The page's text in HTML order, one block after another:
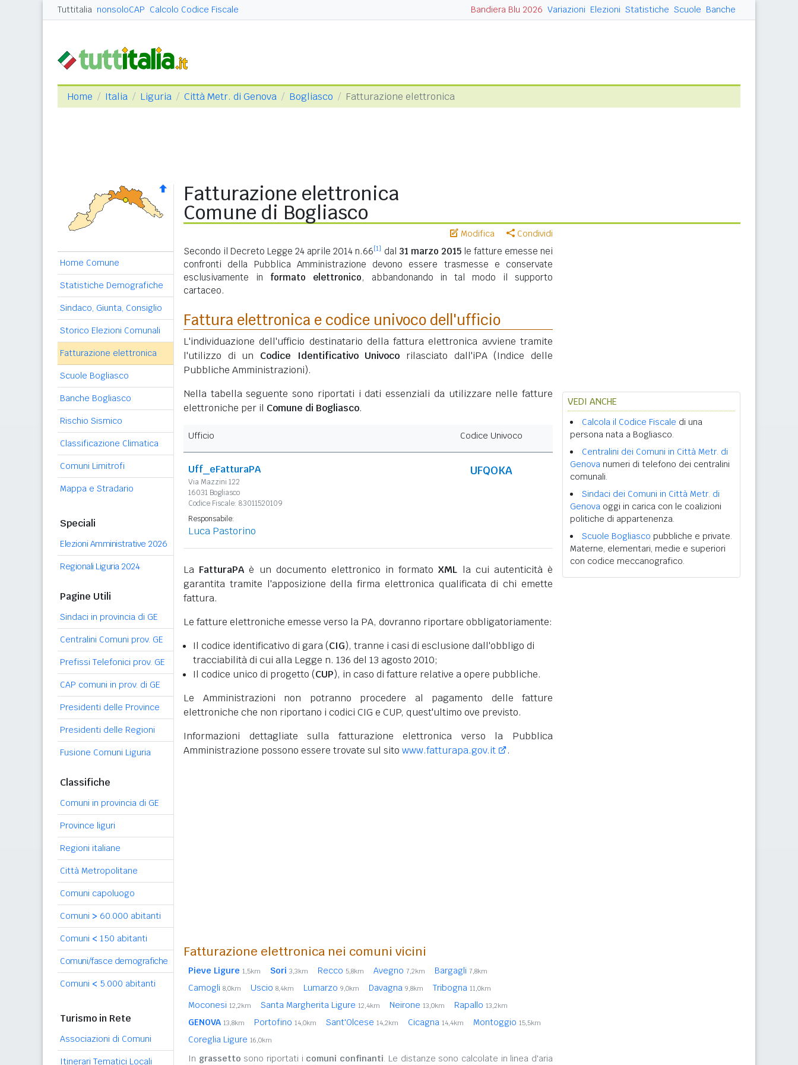
Tuttitalia nonsoloCAP Calcolo Codice Fiscale Bandiera Blu 2026 Variazioni Elezioni Statistiche Scuole Banche
Home Italia Liguria Città Metr. di Genova Bogliasco Fatturazione elettronica
Home Comune
Statistiche Demografiche
Sindaco, Giunta, Consiglio
Storico Elezioni Comunali
Fatturazione elettronica
Scuole Bogliasco
Banche Bogliasco
Rischio Sismico
Classificazione Climatica
Comuni Limitrofi
Mappa e Stradario
Speciali
Elezioni Amministrative 2026
Regionali Liguria 2024
Pagine Utili
Sindaci in provincia di GE
Centralini Comuni prov. GE
Prefissi Telefonici prov. GE
CAP comuni in prov. di GE
Presidenti delle Province
Presidenti delle Regioni
Fusione Comuni Liguria
Classifiche
Comuni in provincia di GE
Province liguri
Regioni italiane
Città Metropolitane
Comuni capoluogo
Comuni > 60.000 abitanti
Comuni < 150 abitanti
Comuni/fasce demografiche
Comuni < 5.000 abitanti
Turismo in Rete
Associazioni di Comuni
Itinerari Tematici Locali
Fatturazione elettronica
Comune di Bogliasco
Modifica Condividi
Secondo il Decreto Legge 24 aprile 2014 n.66[1] dal 31 marzo 2015le fatture emesse nei
confronti della Pubblica Amministrazione devono essere trasmesse e conservate
esclusivamente in formato elettronico, abbandonando in tal modo il supporto
cartaceo.
Fattura elettronica e codice univoco dell'ufficio
L'individuazione dell'ufficio destinatario della fattura elettronica avviene tramite
l'utilizzo di un Codice Identificativo Univoco rilasciato dall'iPA (Indice delle
Pubbliche Amministrazioni).
Nella tabella seguente sono riportati i dati essenziali da utilizzare nelle fatture
elettroniche per il Comune di Bogliasco.
Ufficio Codice Univoco
Uff_eFatturaPA
Via Mazzini 122
16031 Bogliasco
Codice Fiscale: 83011520109
UFQOKA
Responsabile:
Luca Pastorino
La FatturaPA è un documento elettronico in formatoXML la cui autenticità è
garantita tramite l'apposizione della firma elettronica qualificata di chi emette
fattura.
Le fatture elettroniche emesse verso la PA, dovranno riportare obbligatoriamente:
Il codice identificativo di gara (CIG), tranne i casi di esclusione dall'obbligo di
tracciabilità di cui alla Legge n. 136 del 13 agosto 2010;
Il codice unico di progetto (CUP), in caso di fatture relative a opere pubbliche.
Le Amministrazioni non potranno procedere al pagamento delle fatture
elettroniche che non riportano i codici CIG e CUP, quest'ultimo ove previsto.
Informazioni dettagliate sulla fatturazione elettronica verso la Pubblica
Amministrazione possono essere trovate sul sito www.fatturapa.gov.it .
Fatturazione elettronica nei comuni vicini
Pieve Ligure 1,5km Sori 3,3km Recco 5,8km Avegno 7,2km Bargagli 7,8km
Camogli 8,0km Uscio 8,4km Lumarzo 9,0km Davagna 9,8km Tribogna 11,0km
Moconesi 12,2km Santa Margherita Ligure 12,4km Neirone 13,0km Rapallo 13,2km
GENOVA 13,8km Portofino 14,0km Sant'Olcese 14,2km Cicagna 14,4km Montoggio 15,5km
Coreglia Ligure 16,0km
In grassetto sono riportati i comuni confinanti. Le distanze sono calcolate in linea d'aria
VEDI ANCHE
Calcola il Codice Fiscale di una
persona nata a Bogliasco.
Centralini dei Comuni in Città Metr. di
Genova numeri di telefono dei centralini
comunali.
Sindaci dei Comuni in Città Metr. di
Genova oggi in carica con le coalizioni
politiche di appartenenza.
Scuole Bogliasco pubbliche e private.
Materne, elementari, medie e superiori
con codice meccanografico.